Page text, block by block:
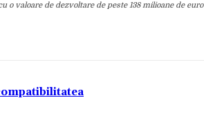
valoare de dezvoltare de peste 138 milioane de euro